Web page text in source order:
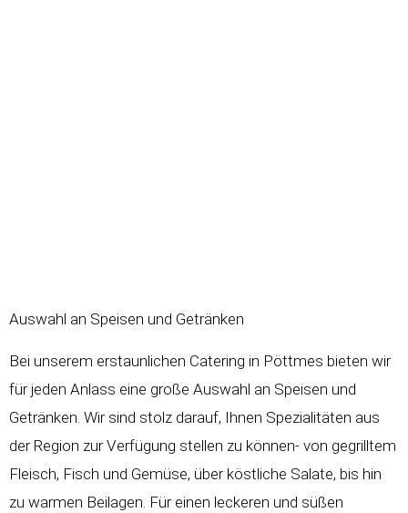
Auswahl an Speisen und Getränken
Bei unserem erstaunlichen Catering in Pöttmes bieten wir
für jeden Anlass eine große Auswahl an Speisen und
Getränken. Wir sind stolz darauf, Ihnen Spezialitäten aus
der Region zur Verfügung stellen zu können- von gegrilltem
Fleisch, Fisch und Gemüse, über köstliche Salate, bis hin
zu warmen Beilagen. Für einen leckeren und süßen